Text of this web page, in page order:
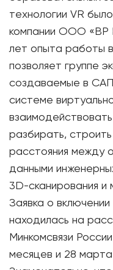
технологии VR
компании OOO «ВР
лет опыта работы
позволяет группе
создаваемые в
системе
разбирать,
расстояния между
данными
3D-сканирования и
Заявка о
находилась на
Минкомсвязи
месяцев и 28